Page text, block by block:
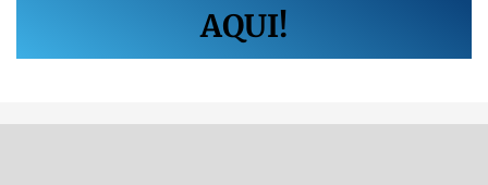
AQUI!